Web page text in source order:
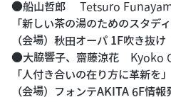
●船山哲郎 Tetsuro
「新しい茶の湯のためのスタディ
（会場）秋田オーパ 1F吹き抜け
●大脇響子、齋藤涼花
Kyoko
「人付き合いの在り方に革新を」
（会場）フォンテAKITA 6F情報